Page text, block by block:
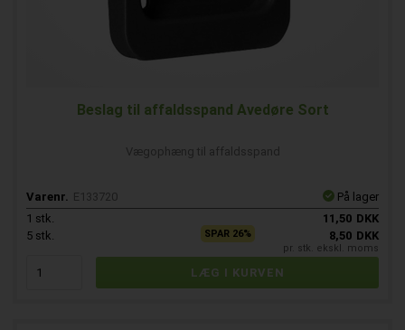
Beslag til affaldsspand Avedøre Sort
Vægophæng til affaldsspand
Varenr. E133720
På lager
1 stk. 11,50 DKK
5 stk. SPAR 26% 8,50 DKK
pr. stk. ekskl. moms